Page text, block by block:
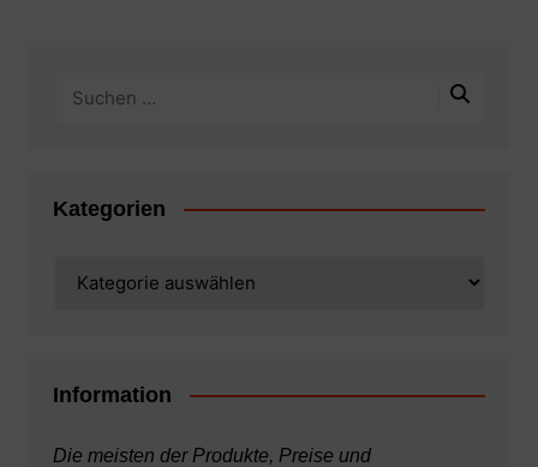
Kategorien
Information
Die meisten der Produkte, Preise und